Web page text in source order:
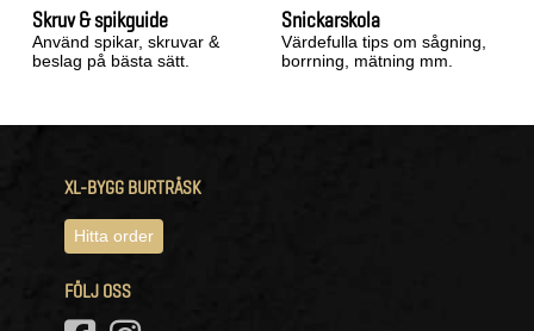
Skruv & spikguide
Använd spikar, skruvar &
beslag på bästa sätt.
Snickarskola
Värdefulla tips om sågning,
borrning, mätning mm.
XL-BYGG BURTRÄSK
Hitta order
FÖLJ OSS